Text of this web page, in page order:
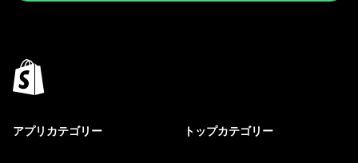
アプリカテゴリー トップカテゴリー